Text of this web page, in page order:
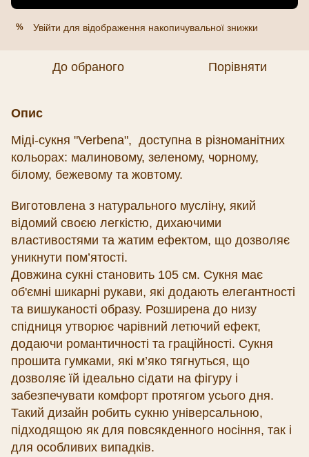
% Увійти для відображення накопичувальної знижки
До обраного Порівняти
Опис
Міді-сукня "Verbena", доступна в різноманітних
кольорах: малиновому, зеленому, чорному,
білому, бежевому та жовтому.
Виготовлена з натурального мусліну, який
відомий своєю легкістю, дихаючими
властивостями та жатим ефектом, що дозволяє
уникнути пом’ятості.
Довжина сукні становить 105 см. Сукня має
об'ємні шикарні рукави, які додають елегантності
та вишуканості образу. Розширена до низу
спідниця утворює чарівний летючий ефект,
додаючи романтичності та граційності. Сукня
прошита гумками, які м’яко тягнуться, що
дозволяє їй ідеально сідати на фігуру і
забезпечувати комфорт протягом усього дня.
Такий дизайн робить сукню універсальною,
підходящою як для повсякденного носіння, так і
для особливих випадків.